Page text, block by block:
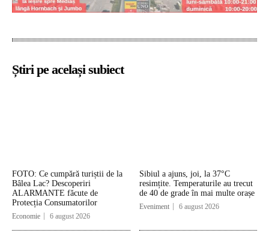
Știri pe același subiect
FOTO: Ce cumpără turiștii de la
Bâlea Lac? Descoperiri
ALARMANTE făcute de
Protecția Consumatorilor
Economie 6 august 2026
Sibiul a ajuns, joi, la 37°C
resimțite. Temperaturile au trecut
de 40 de grade în mai multe orașe
Eveniment 6 august 2026